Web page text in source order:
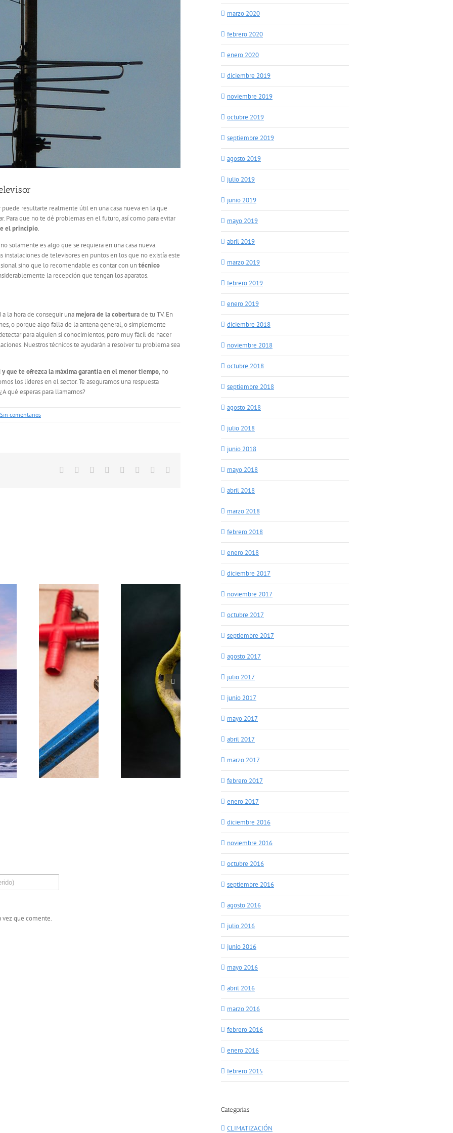
resultarte realmente útil en una casa nueva en la que
Para que no te dé problemas en el futuro, así como para evitar
el principio.
solamente es algo que se requiera en una casa nueva.
instalaciones de televisores en puntos en los que no existía este
sino que lo recomendable es contar con untécnico
la recepción que tengan los aparatos.
la hora de conseguir unamejora de la coberturade tu TV. En
o porque algo falla de la antena general, o simplemente
para alguien si conocimientos, pero muy fácil de hacer
Nuestros técnicos te ayudarán a resolver tu problema sea
que te ofrezca la máxima garantía en el menor tiempo, no
los líderes en el sector. Te aseguramos una respuesta
qué esperas para llamarnos?
Sin comentarios
Facebook Reddit LinkedIn
TumblrPinterest
con un
para la
de
Cómo cambiar
una llave de
paso de agua
vez que comente.
marzo 2020
febrero 2020
enero 2020
diciembre 2019
noviembre 2019
octubre 2019
septiembre 2019
agosto 2019
julio 2019
junio 2019
mayo 2019
abril 2019
marzo 2019
febrero 2019
enero 2019
diciembre 2018
noviembre 2018
octubre 2018
septiembre 2018
agosto 2018
julio 2018
junio 2018
mayo 2018
abril 2018
marzo 2018
febrero 2018
enero 2018
diciembre 2017
noviembre 2017
octubre 2017
septiembre 2017
agosto 2017
julio 2017
junio 2017
mayo 2017
abril 2017
marzo 2017
febrero 2017
enero 2017
diciembre 2016
noviembre 2016
octubre 2016
septiembre 2016
agosto 2016
julio 2016
junio 2016
mayo 2016
abril 2016
marzo 2016
febrero 2016
enero 2016
febrero 2015
Categorías
CLIMATIZACIÓN